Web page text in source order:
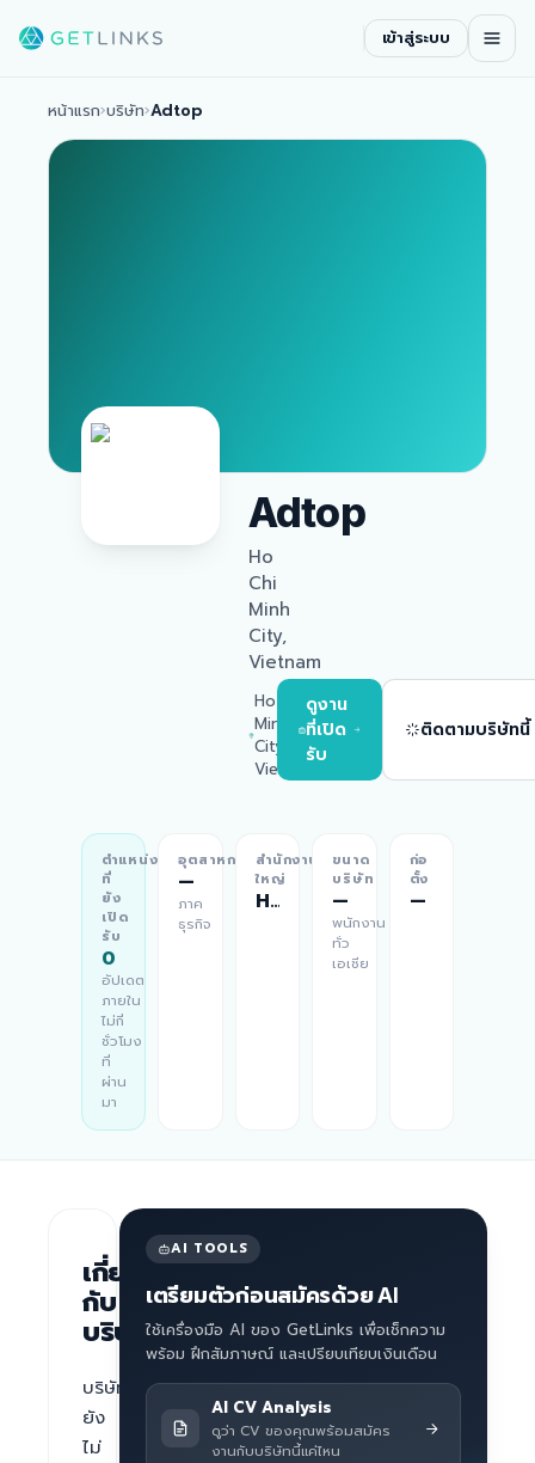
เข้าสู่ระบบ
หน้าแรก›บริษัท›Adtop
Adtop
Ho
Chi
Minh
City,
Vietnam
Ho Chi
Minh
City,
Vietnam
ดูงาน
ที่เปิด
รับ
ติดตามบริษัทนี้
ตำแหน่ง
ที่
ยัง
เปิด
รับ
0
อัปเดต
ภายใน
ไม่กี่
ชั่วโมง
ที่
ผ่าน
มา
อุตสาหกรรม
—
ภาค
ธุรกิจ
สำนักงาน
ใหญ่
Ho Chi Minh City, Vietnam
ขนาด
บริษัท
—
พนักงาน
ทั่ว
เอเชีย
ก่อ
ตั้ง
—
เกี่ยว
กับ
บริษัท
บริษัท
ยัง
ไม่
AI TOOLS
เตรียมตัวก่อนสมัครด้วย AI
ใช้เครื่องมือ AI ของ GetLinks เพื่อเช็กความ
พร้อม ฝึกสัมภาษณ์ และเปรียบเทียบเงินเดือน
AI CV Analysis
ดูว่า CV ของคุณพร้อมสมัคร
งานกับบริษัทนี้แค่ไหน